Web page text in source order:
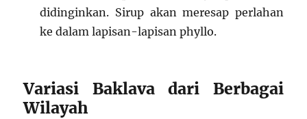
didinginkan. Sirup akan meresap perlahan
ke dalam lapisan-lapisan phyllo.
Variasi Baklava dari Berbagai
Wilayah